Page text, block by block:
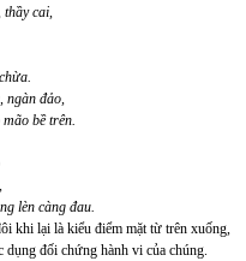
thầy cai,
ngàn đảo,
bề trên.
lèn càng đau.
khi lại là kiểu điểm mặt từ trên xuống,
dụng đối chứng hành vi của chúng.